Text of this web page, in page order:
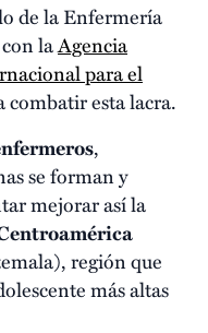
de la Enfermería
con laAgencia
para el
esta lacra.
,
se forman y
mejorar así la
región que
más altas